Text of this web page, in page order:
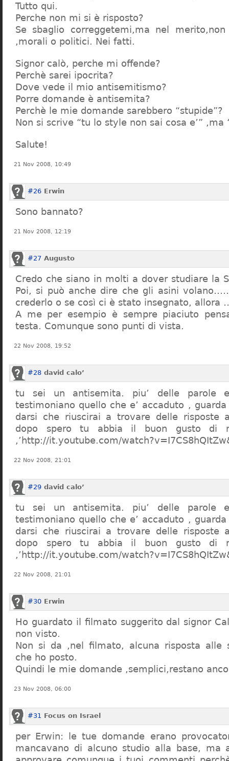
Tutto qui.
Perche non mi si è risposto?
Se sbaglio correggetemi,ma nel
,morali o politici. Nei fatti.
Signor calò, perche mi offende?
Perchè sarei ipocrita?
Dove vede il mio antisemitismo?
Porre domande è antisemita?
Perchè le mie domande sarebbero “stupide”?
Non si scrive “tu lo style non sai cosa e’” ,ma
Salute!
21 Nov 2008, 10:49
#26 Erwin
Sono bannato?
21 Nov 2008, 12:19
#27 Augusto
Credo che siano in molti a dover studiare la
Poi, si può anche dire che gli asini
crederlo o se così ci è stato insegnato,
A me per esempio è sempre piaciuto
testa. Comunque sono punti di vista.
22 Nov 2008, 19:52
#28 david calo’
tu sei un antisemita. piu’ delle parole
testimoniano quello che e’ accaduto , guarda
darsi che riuscirai a trovare delle risposte
dopo spero tu abbia il buon gusto di
,’http://it.youtube.com/
22 Nov 2008, 21:01
#29 david calo’
tu sei un antisemita. piu’ delle parole
testimoniano quello che e’ accaduto , guarda
darsi che riuscirai a trovare delle risposte
dopo spero tu abbia il buon gusto di
,’http://it.youtube.com/
22 Nov 2008, 21:01
#30 Erwin
Ho guardato il filmato suggerito dal signor
non visto.
Non si da ,nel filmato, alcuna risposta alle
che ho posto.
Quindi le mie domande ,semplici,restano
23 Nov 2008, 06:00
#31 Focus on Israel
per Erwin: le tue domande erano
mancavano di alcuno studio alla base, ma